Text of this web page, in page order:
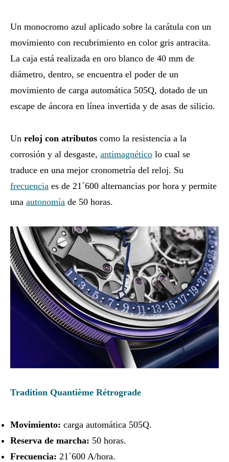
Un monocromo azul aplicado sobre la carátula con un
movimiento con recubrimiento en color gris antracita.
La caja está realizada en oro blanco de 40 mm de
diámetro, dentro, se encuentra el poder de un
movimiento de carga automática 505Q, dotado de un
escape de áncora en línea invertida y de asas de silicio.
Un reloj con atributos como la resistencia a la
corrosión y al desgaste, antimagnético lo cual se
traduce en una mejor cronometría del reloj. Su
frecuencia es de 21´600 alternancias por hora y permite
una autonomía de 50 horas.
Tradition Quantième Rétrograde
Movimiento: carga automática 505Q.
Reserva de marcha: 50 horas.
Frecuencia: 21´600 A/hora.